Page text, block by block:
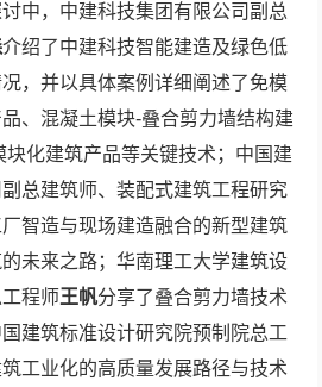
中，中建科技集团有限公司副总
介绍了中建科技智能建造及绿色低
，并以具体案例详细阐述了免模
、混凝土模块-叠合剪力墙结构建
化建筑产品等关键技术；中国建
总建筑师、装配式建筑工程研究
智造与现场建造融合的新型建筑
未来之路；华南理工大学建筑设
程师王帆分享了叠合剪力墙技术
建筑标准设计研究院预制院总工
工业化的高质量发展路径与技术